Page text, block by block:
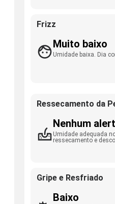
Frizz
Muito baixo
Umidade baixa. Dia
Ressecamento da
Nenhum
Umidade adequada
ressecamento e
Gripe e Resfriado
Baixo